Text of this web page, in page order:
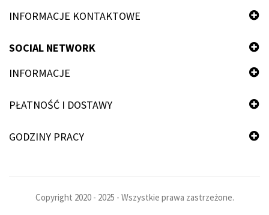
INFORMACJE KONTAKTOWE
SOCIAL NETWORK
INFORMACJE
PŁATNOŚĆ I DOSTAWY
GODZINY PRACY
Copyright 2020 - 2025 - Wszystkie prawa zastrzeżone.